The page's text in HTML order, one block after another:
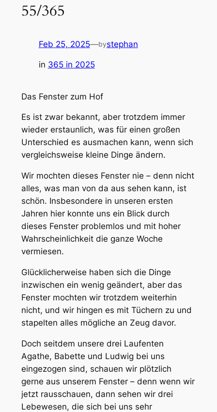
55/365
Feb 25, 2025—bystephan
in 365 in 2025
Das Fenster zum Hof
Es ist zwar bekannt, aber trotzdem immer
wieder erstaunlich, was für einen großen
Unterschied es ausmachen kann, wenn sich
vergleichsweise kleine Dinge ändern.
Wir mochten dieses Fenster nie – denn nicht
alles, was man von da aus sehen kann, ist
schön. Insbesondere in unseren ersten
Jahren hier konnte uns ein Blick durch
dieses Fenster problemlos und mit hoher
Wahrscheinlichkeit die ganze Woche
vermiesen.
Glücklicherweise haben sich die Dinge
inzwischen ein wenig geändert, aber das
Fenster mochten wir trotzdem weiterhin
nicht, und wir hingen es mit Tüchern zu und
stapelten alles mögliche an Zeug davor.
Doch seitdem unsere drei Laufenten
Agathe, Babette und Ludwig bei uns
eingezogen sind, schauen wir plötzlich
gerne aus unserem Fenster – denn wenn wir
jetzt rausschauen, dann sehen wir drei
Lebewesen, die sich bei uns sehr